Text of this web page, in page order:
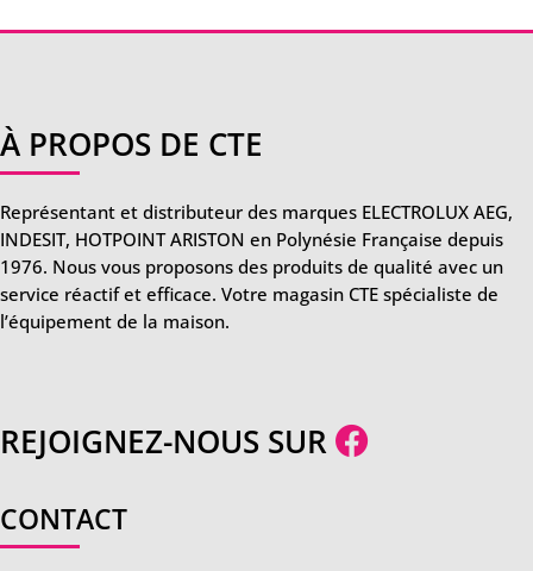
À PROPOS DE CTE
Représentant et distributeur des marques ELECTROLUX AEG,
INDESIT, HOTPOINT ARISTON en Polynésie Française depuis
1976. Nous vous proposons des produits de qualité avec un
service réactif et efficace. Votre magasin CTE spécialiste de
l’équipement de la maison.
REJOIGNEZ-NOUS SUR
CONTACT